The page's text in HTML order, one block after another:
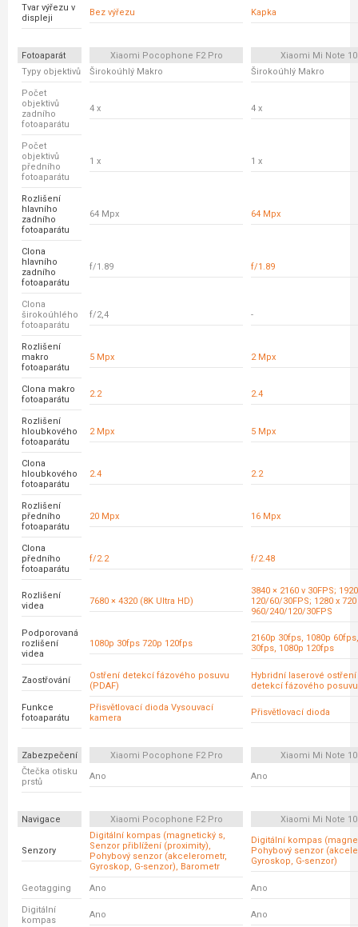
Tvar výřezu v
displeji
Bez výřezu Kapka
Fotoaparát Xiaomi Pocophone F2 Pro
Xiaomi Mi Note
Typy objektivů
Širokoúhlý Makro Širokoúhlý Makro
Počet
objektivů
zadního
fotoaparátu
4 x 4 x
Počet
objektivů
předního
fotoaparátu
1 x 1 x
Rozlišení
hlavního
zadního
fotoaparátu
64 Mpx 64 Mpx
Clona
hlavního
zadního
fotoaparátu
f/1.89 f/1.89
Clona
širokoúhlého
fotoaparátu
f/2,4 -
Rozlišení
makro
fotoaparátu
5 Mpx 2 Mpx
Clona makro
fotoaparátu
2.2 2.4
Rozlišení
hloubkového
fotoaparátu
2 Mpx 5 Mpx
Clona
hloubkového
fotoaparátu
2.4 2.2
Rozlišení
předního
fotoaparátu
20 Mpx 16 Mpx
Clona
předního
fotoaparátu
f/2.2 f/2.48
Rozlišení
videa
7680 × 4320 (8K Ultra HD)
3840 × 2160 v 30FPS;
120/60/30FPS; 1280 x 720
960/240/120/30FPS
Podporovaná
rozlišení
videa
1080p 30fps 720p 120fps
2160p 30fps, 1080p
30fps, 1080p 120fps
Zaostřování
Ostření detekcí fázového posuvu
(PDAF)
Hybridní laserové
detekcí fázového posuvu
Funkce
fotoaparátu
Přisvětlovací dioda Vysouvací
kamera
Přisvětlovací dioda
Zabezpečení Xiaomi Pocophone F2 Pro
Xiaomi Mi Note
Čtečka otisku
prstů
Ano Ano
Navigace Xiaomi Pocophone F2 Pro Xiaomi Mi Note
Senzory
Digitální kompas (magnetický s,
Senzor přiblížení (proximity),
Pohybový senzor (akcelerometr,
Gyroskop, G-senzor), Barometr
Digitální kompas
Pohybový senzor
Gyroskop, G-senzor)
Geotagging Ano Ano
Digitální
kompas
Ano Ano